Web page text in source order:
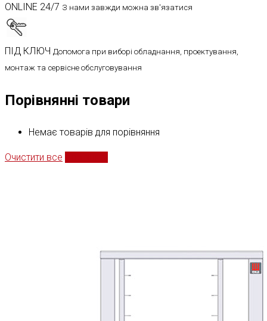
ONLINE 24/7 З нами завжди можна зв'язатися
ПІД КЛЮЧ Допомога при виборі обладнання, проектування,
монтаж та сервісне обслуговування
Порівнянні товари
Немає товарів для порівняння
Очистити все